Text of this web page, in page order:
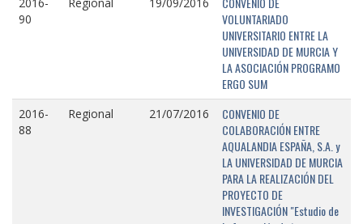
90
VOLUNTARIADO
UNIVERSITARIO ENTRE LA
UNIVERSIDAD DE MURCIA Y
LA ASOCIACIÓN PROGRAMO
ERGO SUM
2016-
88
Regional 21/07/2016
CONVENIO DE
COLABORACIÓN ENTRE
AQUALANDIA ESPAÑA, S.A. y
LA UNIVERSIDAD DE MURCIA
PARA LA REALIZACIÓN DEL
PROYECTO DE
INVESTIGACIÓN "Estudio de